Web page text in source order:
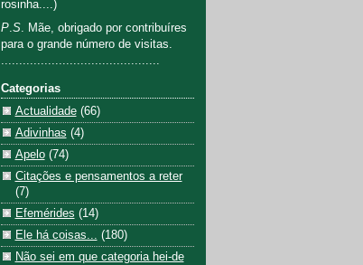
rosinha....)
P. S. Mãe, obrigado por contribuíres
para o grande número de visitas.
Categorias
Actualidade (66)
Adivinhas (4)
Apelo (74)
Citações e pensamentos a reter
(7)
Efemérides (14)
Ele há coisas... (180)
Não sei em que categoria hei-de